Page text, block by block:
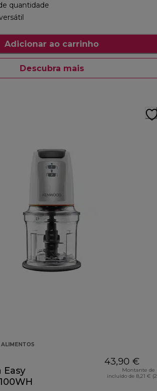
quantidade
Adicionar ao carrinho
Descubra mais
ALIMENTOS
Easy
43,90 €
Montante de
incluído de 8,21 €